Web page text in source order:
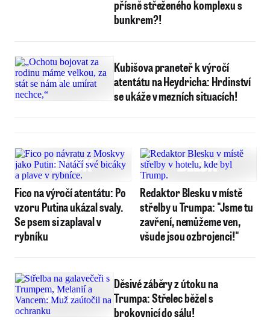
přísně střeženého komplexu s
bunkrem?!
Kubišova praneteř k výročí
atentátu na Heydricha: Hrdinství
se ukáže v mezních situacích!
Fico na výročí atentátu: Po
vzoru Putina ukázal svaly.
Se psem si zaplaval v
rybníku
Redaktor Blesku v místě
střelby u Trumpa: "Jsme tu
zavření, nemůžeme ven,
všude jsou ozbrojenci!"
Děsivé záběry z útoku na
Trumpa: Střelec běžel s
brokovnicí do sálu!